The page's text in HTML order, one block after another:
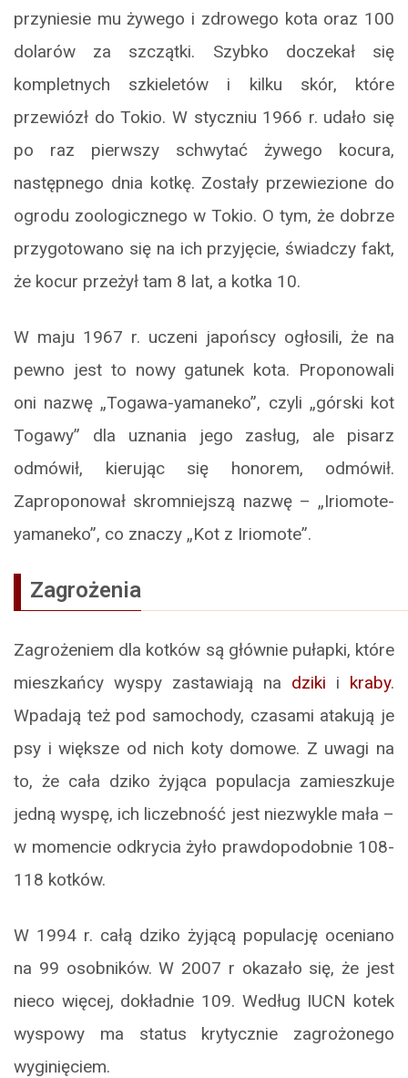
przyniesie mu żywego i zdrowego kota oraz 100
dolarów za szczątki. Szybko doczekał się
kompletnych szkieletów i kilku skór, które
przewiózł do Tokio. W styczniu 1966 r. udało się
po raz pierwszy schwytać żywego kocura,
następnego dnia kotkę. Zostały przewiezione do
ogrodu zoologicznego w Tokio. O tym, że dobrze
przygotowano się na ich przyjęcie, świadczy fakt,
że kocur przeżył tam 8 lat, a kotka 10.
W maju 1967 r. uczeni japońscy ogłosili, że na
pewno jest to nowy gatunek kota. Proponowali
oni nazwę „Togawa-yamaneko”, czyli „górski kot
Togawy” dla uznania jego zasług, ale pisarz
odmówił, kierując się honorem, odmówił.
Zaproponował skromniejszą nazwę – „Iriomote-
yamaneko”, co znaczy „Kot z Iriomote”.
Zagrożenia
Zagrożeniem dla kotków są głównie pułapki, które
mieszkańcy wyspy zastawiają na dziki i kraby.
Wpadają też pod samochody, czasami atakują je
psy i większe od nich koty domowe. Z uwagi na
to, że cała dziko żyjąca populacja zamieszkuje
jedną wyspę, ich liczebność jest niezwykle mała –
w momencie odkrycia żyło prawdopodobnie 108-
118 kotków.
W 1994 r. całą dziko żyjącą populację oceniano
na 99 osobników. W 2007 r okazało się, że jest
nieco więcej, dokładnie 109. Według IUCN kotek
wyspowy ma status krytycznie zagrożonego
wyginięciem.